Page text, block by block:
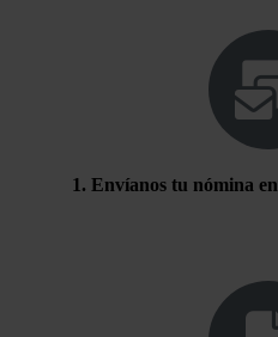
1. Envíanos tu nómina